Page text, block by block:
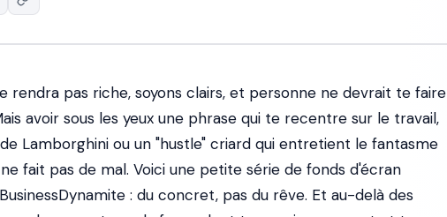
rendra pas riche, soyons clairs, et personne ne devrait te faire
avoir sous les yeux une phrase qui te recentre sur le travail,
Lamborghini ou un "hustle" criard qui entretient le fantasme
fait pas de mal. Voici une petite série de fonds d'écran
: du concret, pas du rêve. Et au-delà des